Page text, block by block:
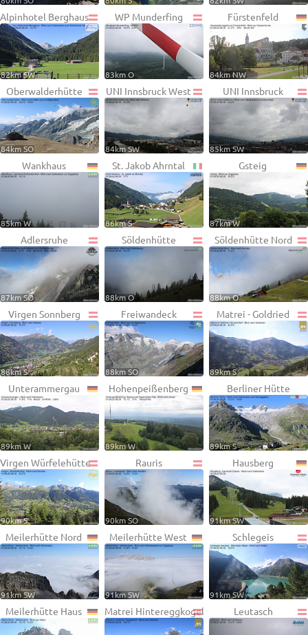
Alpinhotel Berghaus
82km SW
WP Munderfing
83km O
Fürstenfeld
84km NW
Oberwalderhütte
84km SO
UNI Innsbruck West
84km SW
UNI Innsbruck
85km SW
Wankhaus
85km W
St. Jakob Ahrntal
86km S
Gsteig
87km W
Adlersruhe
87km SO
Söldenhütte
88km O
Söldenhütte Nord
88km O
Virgen Sonnberg
88km S
Freiwandeck
88km SO
Matrei - Goldried
89km S
Unterammergau
89km W
Hohenpeißenberg
89km W
Berliner Hütte
89km S
Virgen Würfelehütte
90km S
Rauris
90km SO
Hausberg
91km SW
Meilerhütte Nord
91km SW
Meilerhütte West
91km SW
Schlegeis
91km SW
Meilerhütte Haus Matrei Hintereggkogel Leutasch